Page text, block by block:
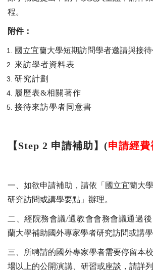
程。
附件：
國立宜蘭大學短期訪問學者邀請與接
來訪學者資料表
研究計劃
履歷表&相關著作
接待來訪學者同意書
【 Step 2 申請補助】 (申請經費
一、如欲申請補助，請依「國立宜蘭大
研究訪問或講學要點」辦理。
二、經院務會議/通教會會務會議通過
蘭大學補助國外專家學者研究訪問或講學
三、所聘請的國外專家學者需要停留本
場以上的公開演講、研習或座談 ，請詳